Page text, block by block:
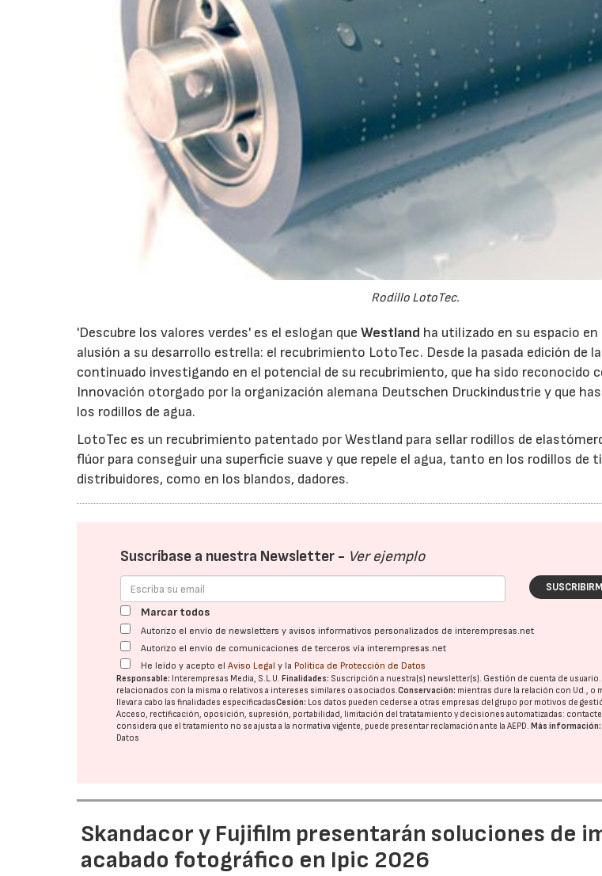
Rodillo LotoTec.
'Descubre los valores verdes' es el eslogan queWestland ha utilizado en su espacio en
alusión a su desarrollo estrella: el recubrimiento LotoTec. Desde la pasada edición de
continuado investigando en el potencial de su recubrimiento, que ha sido reconocido
Innovación otorgado por la organización alemana Deutschen Druckindustrie y que
los rodillos de agua.
LotoTec es un recubrimiento patentado por Westland para sellar rodillos de
flúor para conseguir una superficie suave y que repele el agua, tanto en los rodillos de
distribuidores, como en los blandos, dadores.
Suscríbase a nuestra Newsletter - Ver ejemplo
Marcar todos
Autorizo el envío de newsletters y avisos informativos personalizados de interempresas.net
Autorizo el envío de comunicaciones de terceros vía interempresas.net
He leído y acepto elAviso Legal y la Política de Protección de Datos
Responsable: Interempresas Media, S.L.U.Finalidades: Suscripción a nuestra(s) newsletter(s). Gestión de cuenta de usuario.
relacionados con la misma o relativos a intereses similares o asociados.Conservación: mientras dure la relación con Ud., o
llevar a cabo las finalidades especificadasCesión: Los datos pueden cederse a otras empresas del grupo por motivos de
Acceso, rectificación, oposición, supresión, portabilidad, limitación del tratatamiento y decisiones automatizadas:
considera que el tratamiento no se ajusta a la normativa vigente, puede presentar reclamación ante laAEPD.Más información:
Datos
Skandacor y Fujifilm presentarán soluciones de
acabado fotográfico en Ipic 2026